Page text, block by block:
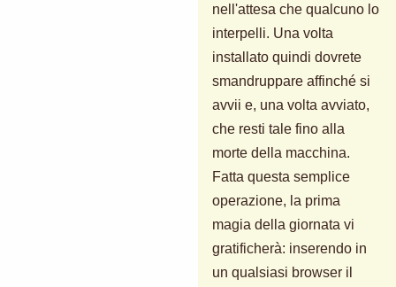
nell'attesa che qualcuno lo
interpelli. Una volta
installato quindi dovrete
smandruppare affinché si
avvii e, una volta avviato,
che resti tale fino alla
morte della macchina.
Fatta questa semplice
operazione, la prima
magia della giornata vi
gratificherà: inserendo in
un qualsiasi browser il